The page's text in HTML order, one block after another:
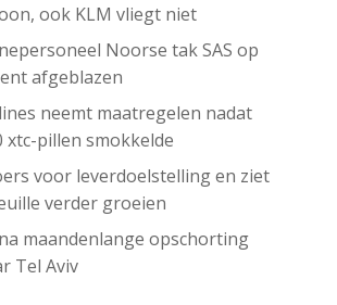
ook KLM vliegt niet
Noorse tak SAS op
afgeblazen
neemt maatregelen nadat
xtc-pillen smokkelde
voor leverdoelstelling en ziet
verder groeien
maandenlange opschorting
Tel Aviv